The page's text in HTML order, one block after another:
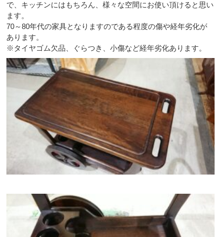
で、キッチンにはもちろん、様々な空間にお使い頂けると思い
ます。
70～80年代の家具となりますのである程度の傷や経年劣化が
あります。
※タイヤゴム欠品、ぐらつき、小傷など経年劣化あります。